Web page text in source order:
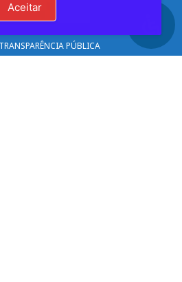
PÚBLICA
Aceitar